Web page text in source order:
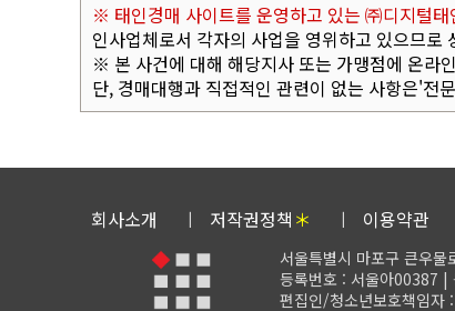
※ 태인경매 사이트를 운영하고 있는 ㈜디지털
인사업체로서 각자의 사업을 영위하고 있으므
※ 본 사건에 대해 해당지사 또는 가맹점에 온라
단, 경매대행과 직접적인 관련이 없는 사항은'전
회사소개 저작권정책 ＊ 이용약관
서울특별시 마포구 큰우
등록번호 : 서울아00387
편집인/청소년보호책임